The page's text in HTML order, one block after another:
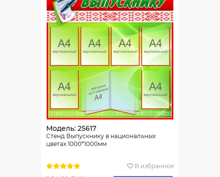
Модель: 25617
Стенд Выпускнику в национальных
цветах 1000*1000мм
В избранное